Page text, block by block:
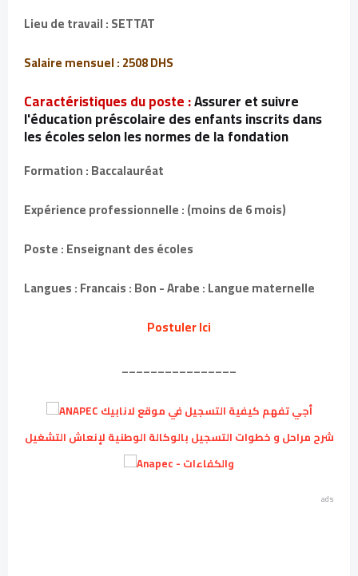
Lieu de travail : SETTAT
Salaire mensuel : 2508 DHS
Caractéristiques du poste :Assurer et suivre
l'éducation préscolaire des enfants inscrits dans
les écoles selon les normes de la fondation
Formation : Baccalauréat
Expérience professionnelle : (moins de 6 mois)
Poste : Enseignant des écoles
Langues : Francais : Bon - Arabe : Langue maternelle
Postuler Ici
________________
أجي تفهم كيفية التسجيل في موقع لانابيك ANAPEC
شرح مراحل و خطوات التسجيل بالوكالة الوطنية لإنعاش التشغيل
والكفاءات - Anapec
ads